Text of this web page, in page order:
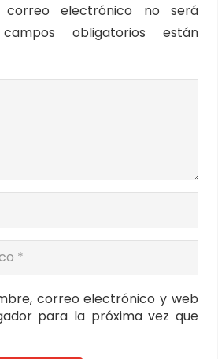
electrónico no será
obligatorios están
correo electrónico y web
para la próxima vez que